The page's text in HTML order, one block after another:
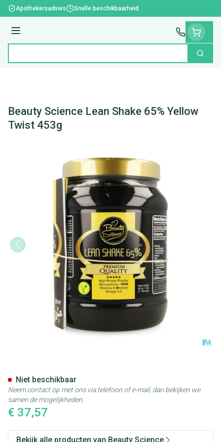
Ga naar de inhoud
Apothekersadvies Snelle beschikbaarheid
Menu
Zoek
Beauty Science Lean Shake 65% Yellow
Twist 453g
€ 37,57
Niet beschikbaar
Neem contact op met ons via telefoon of e-mail, dan bekijken we
samen de mogelijkheden.
Bekijk alle producten van Beauty Science